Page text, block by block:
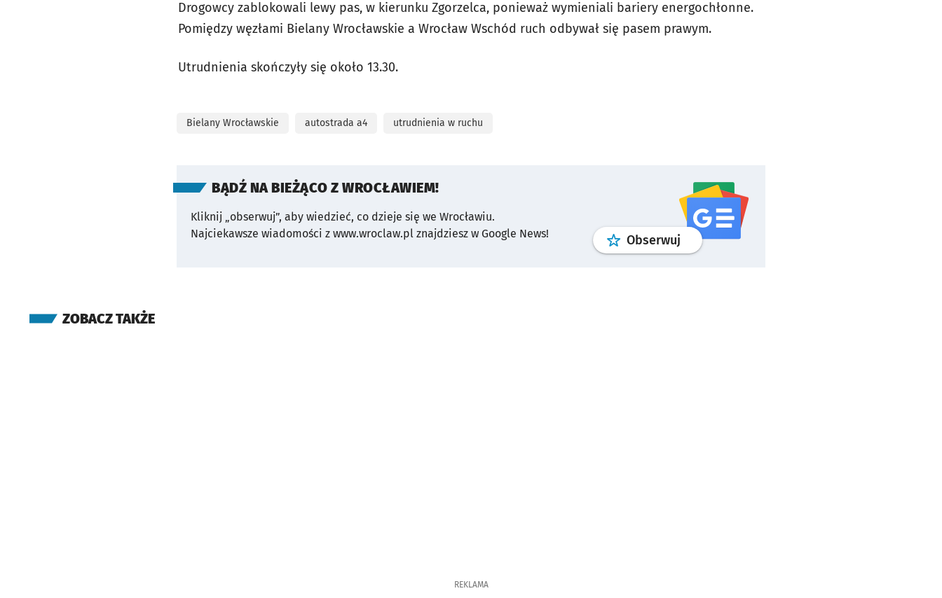
Drogowcy zablokowali lewy pas, w kierunku Zgorzelca, ponieważ wymieniali bariery energochłonne.
Pomiędzy węzłami Bielany Wrocławskie a Wrocław Wschód ruch odbywał się pasem prawym.
Utrudnienia skończyły się około 13.30.
Bielany Wrocławskie autostrada a4 utrudnienia w ruchu
BĄDŹ NA BIEŻĄCO Z WROCŁAWIEM!
Kliknij „obserwuj”, aby wiedzieć, co dzieje się we Wrocławiu.
Najciekawsze wiadomości z www.wroclaw.pl znajdziesz w Google News!
Obserwuj profilgoogle news
ZOBACZ TAKŻE
REKLAMA